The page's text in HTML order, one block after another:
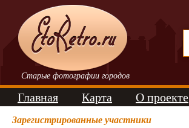
Старые фотографии городов
Главная Карта О проекте
Зарегистрированные участники